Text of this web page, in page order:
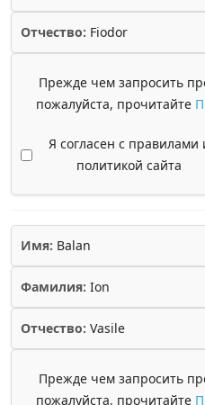
Отчество: Fiodor
Прежде чем запросить
пожалуйста, прочитайте
Я согласен с правилами
политикой сайта
Имя: Balan
Фамилия: Ion
Отчество: Vasile
Прежде чем запросить
пожалуйста, прочитайте